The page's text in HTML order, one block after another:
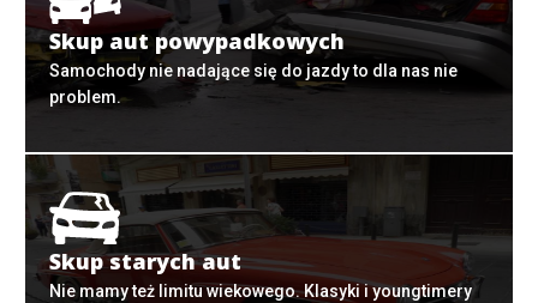
Skup aut powypadkowych
Samochody nie nadające się do jazdy to dla nas nie
problem.
Skup starych aut
Nie mamy też limitu wiekowego. Klasyki i youngtimery